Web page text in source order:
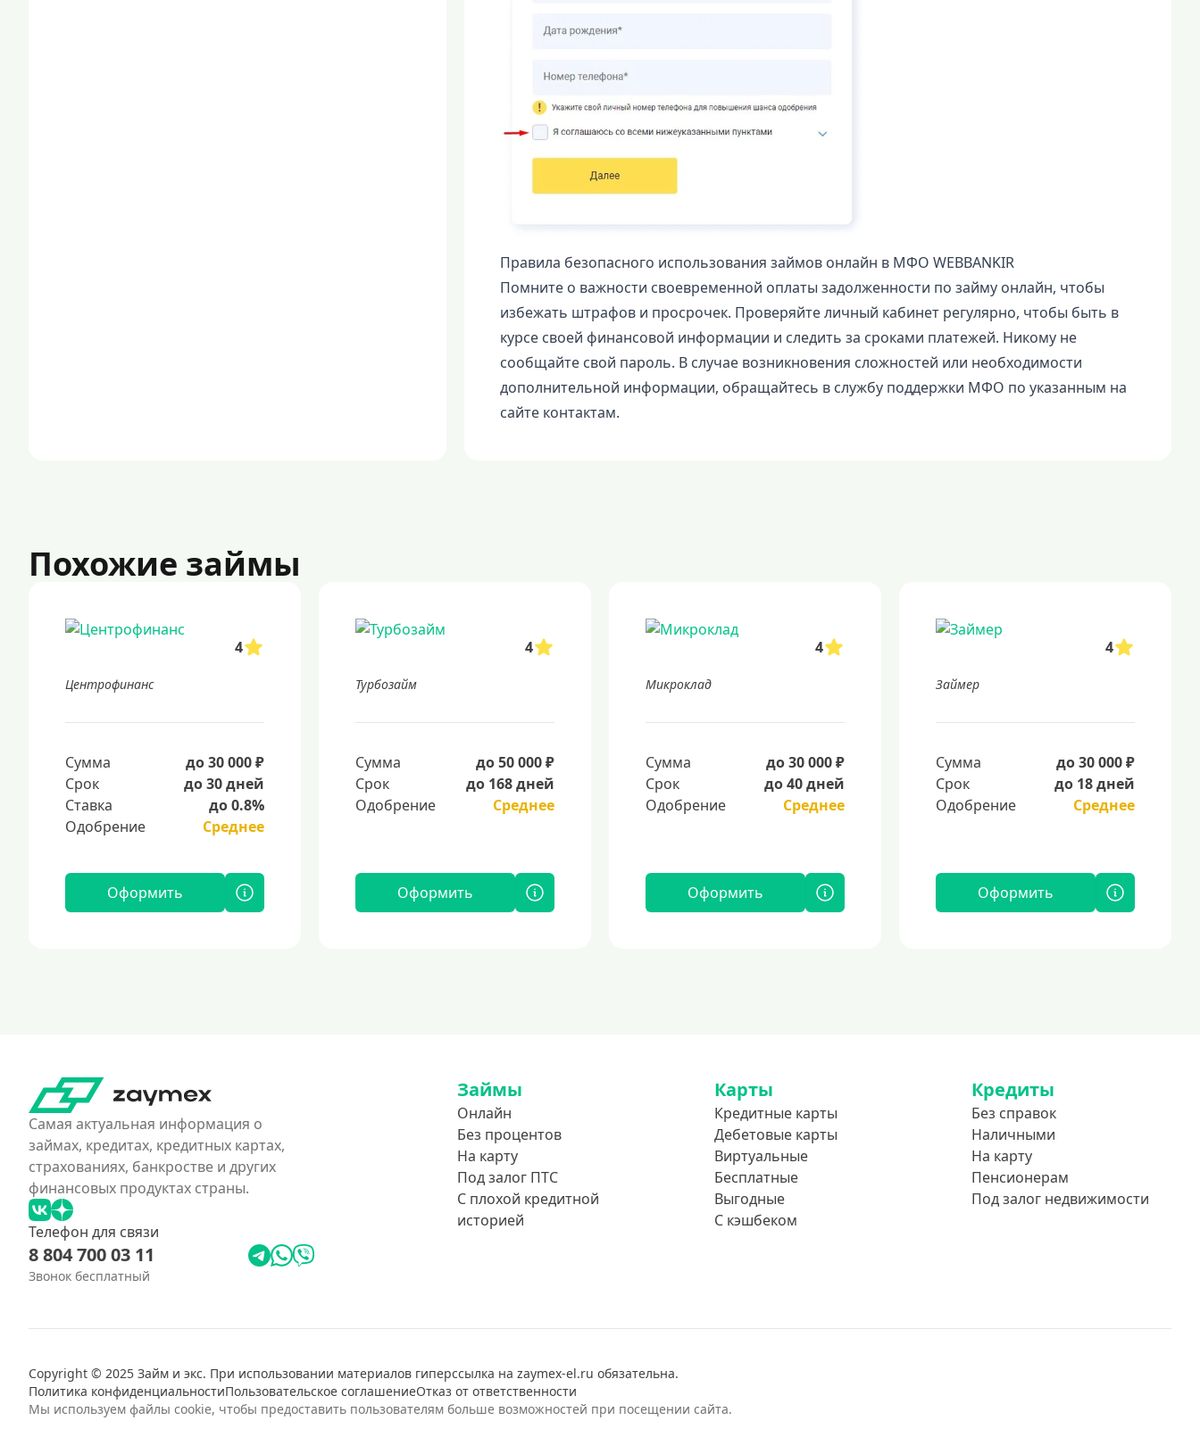
Правила безопасного использования займов онлайн в МФО WEBBANKIR
Помните о важности своевременной оплаты задолженности по займу онлайн, чтобы
избежать штрафов и просрочек. Проверяйте личный кабинет регулярно, чтобы быть в
курсе своей финансовой информации и следить за сроками платежей. Никому не
сообщайте свой пароль. В случае возникновения сложностей или необходимости
дополнительной информации, обращайтесь в службу поддержки МФО по указанным на
сайте контактам.
Похожие займы
4
Центрофинанс
Сумма
до 30 000 ₽
Срок
до 30 дней
Ставка
до 0.8%
Одобрение
Среднее
Оформить
4
Турбозайм
Сумма
до 50 000 ₽
Срок
до 168 дней
Одобрение
Среднее
Оформить
4
Микроклад
Сумма
до 30 000 ₽
Срок
до 40 дней
Одобрение
Среднее
Оформить
4
Займер
Сумма
до 30 000 ₽
Срок
до 18 дней
Одобрение
Среднее
Оформить
Самая актуальная информация о
займах, кредитах, кредитных картах,
страхованиях, банкростве и других
финансовых продуктах страны.
Телефон для связи
8 804 700 03 11
Звонок бесплатный
Займы
Онлайн
Без процентов
На карту
Под залог ПТС
С плохой кредитной
историей
Карты
Кредитные карты
Дебетовые карты
Виртуальные
Бесплатные
Выгодные
С кэшбеком
Кредиты
Без справок
Наличными
На карту
Пенсионерам
Под залог недвижимости
Copyright © 2025 Займ и экс. При использовании материалов гиперссылка на zaymex-el.ru обязательна.
Политика конфиденциальностиПользовательское соглашениеОтказ от ответственности
Мы используем файлы cookie, чтобы предоставить пользователям больше возможностей при посещении сайта.